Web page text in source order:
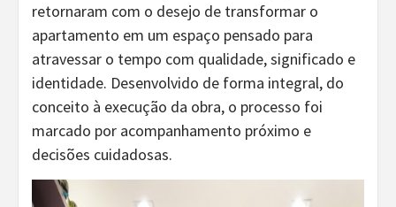
retornaram com o desejo de transformar o
apartamento em um espaço pensado para
atravessar o tempo com qualidade, significado e
identidade. Desenvolvido de forma integral, do
conceito à execução da obra, o processo foi
marcado por acompanhamento próximo e
decisões cuidadosas.